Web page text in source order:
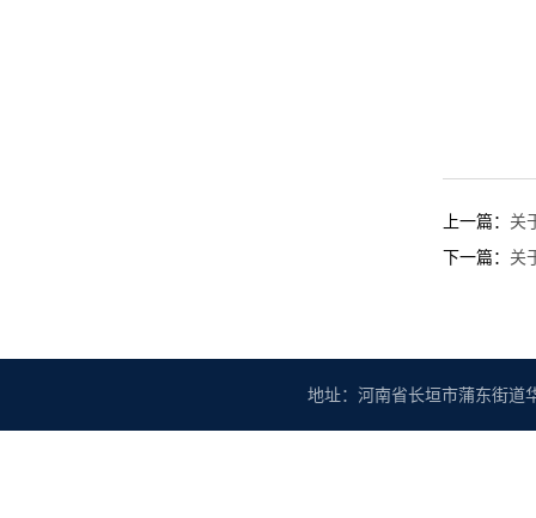
上一篇： 关
下一篇： 关
地址：河南省长垣市蒲东街